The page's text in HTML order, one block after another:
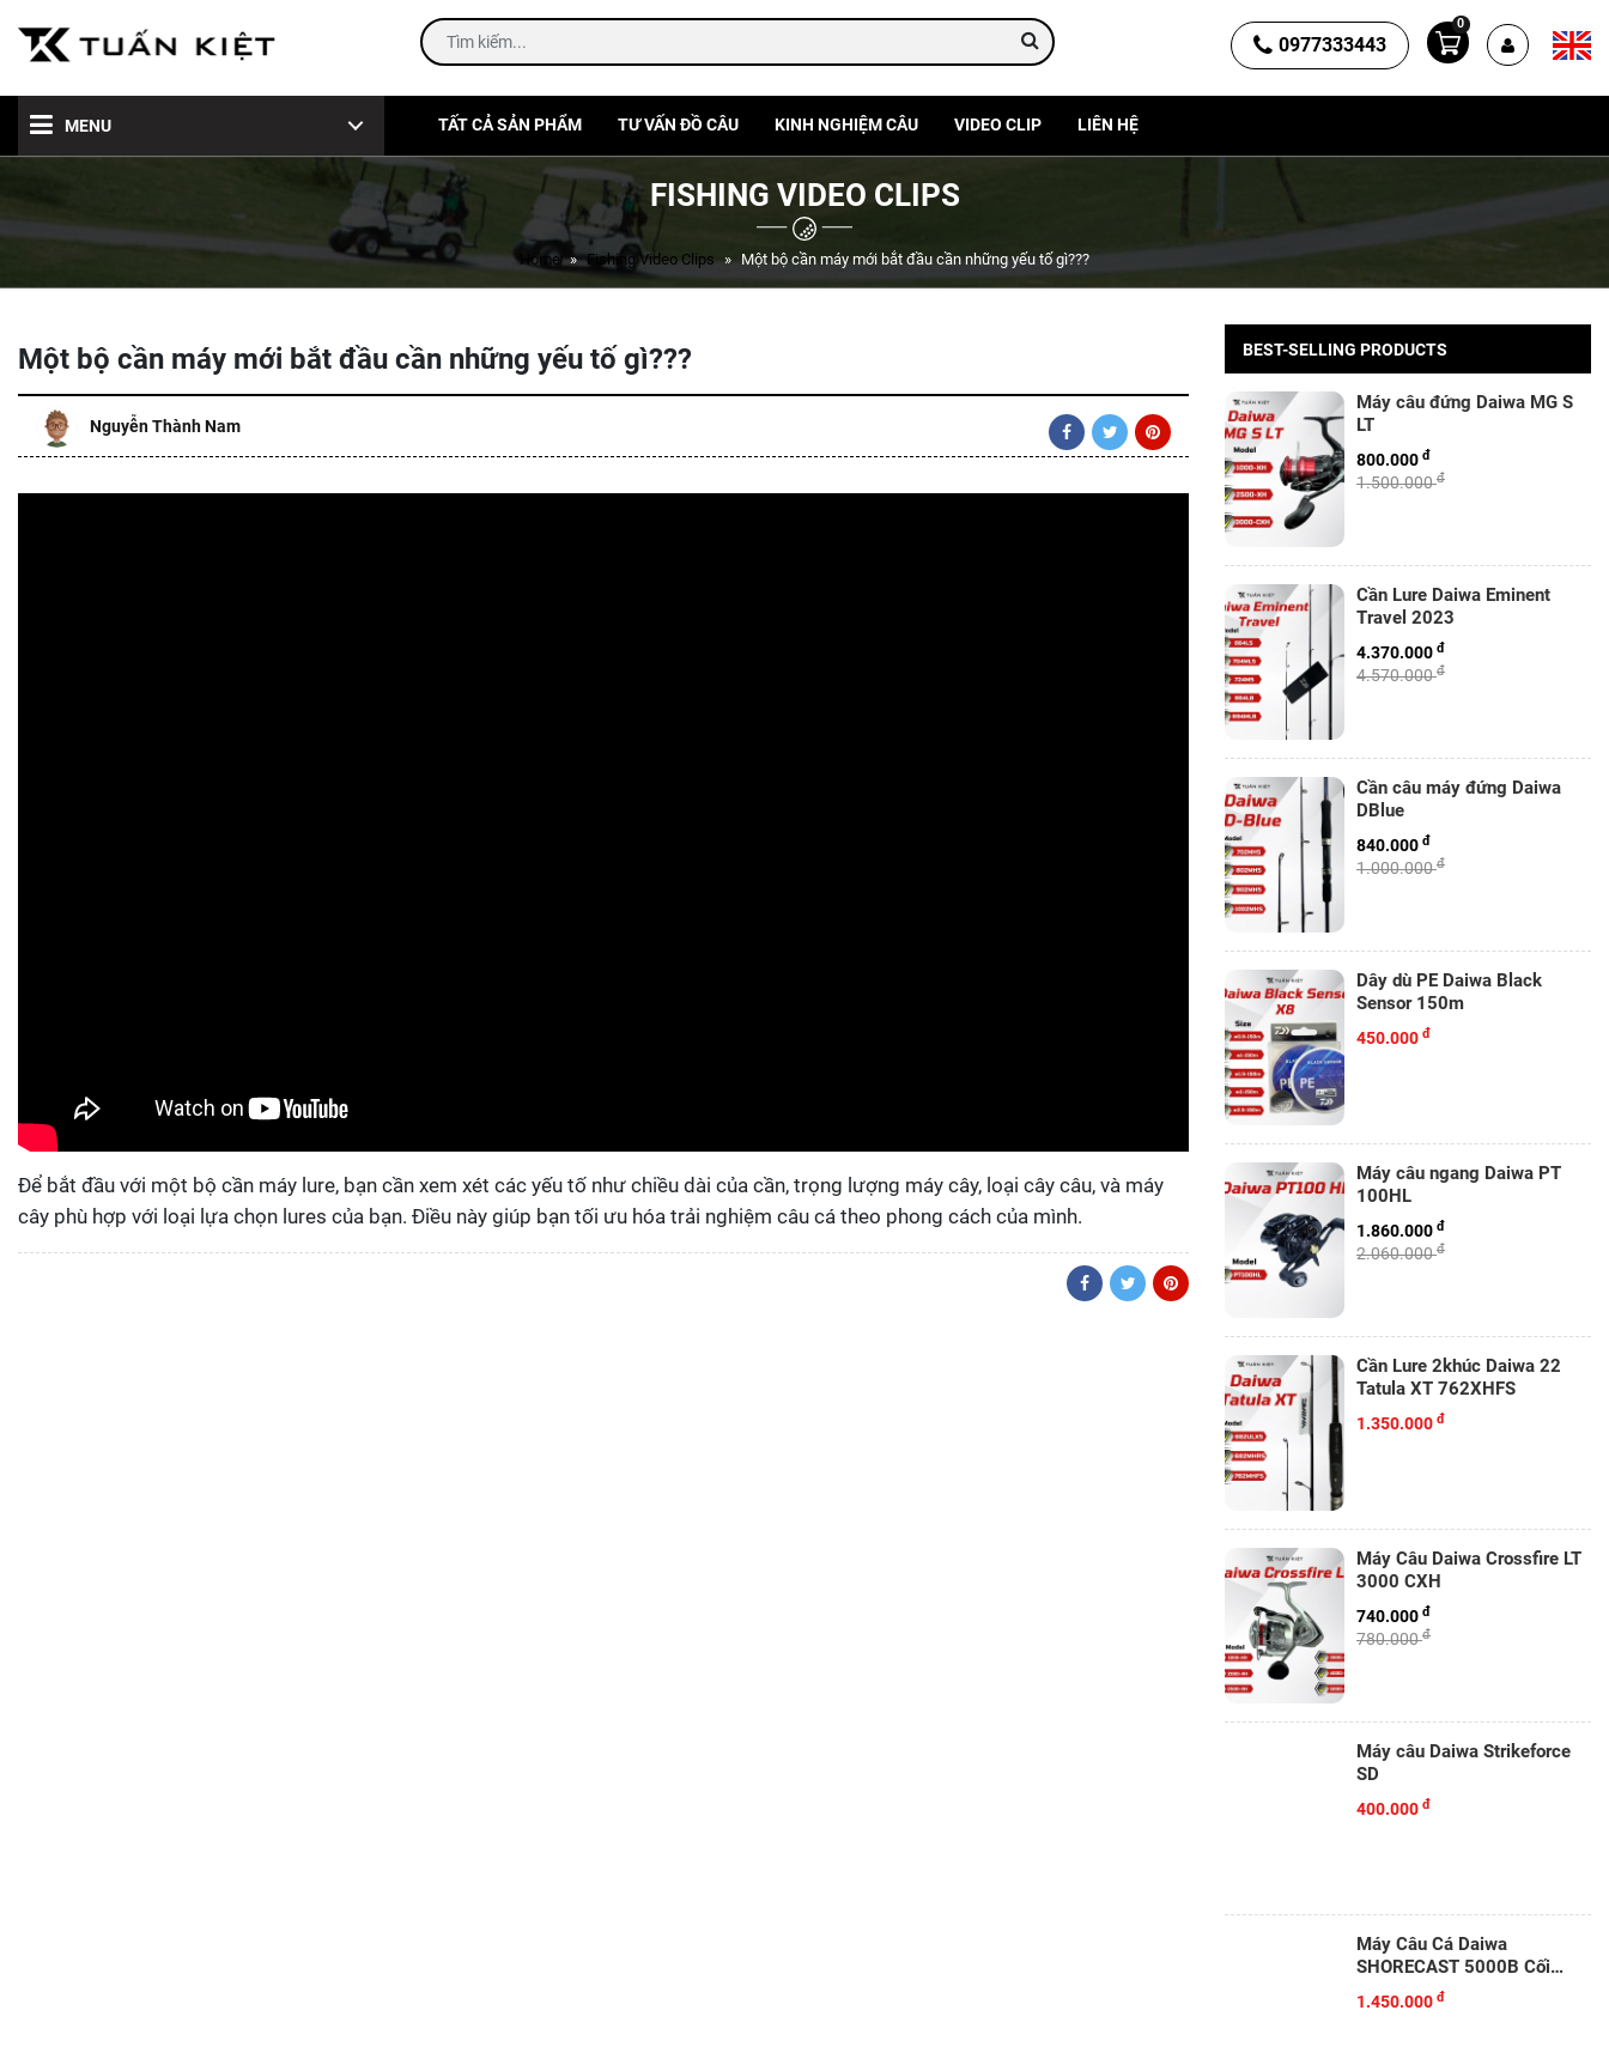
0977333443
0
MENU TẤT CẢ SẢN PHẨM TƯ VẤN ĐỒ CÂU KINH NGHIỆM CÂU VIDEO CLIP LIÊN HỆ
FISHING VIDEO CLIPS
Home Fishing Video Clips Một bộ cần máy mới bắt đầu cần những yếu tố gì???
Một bộ cần máy mới bắt đầu cần những yếu tố gì???
Nguyễn Thành Nam
Để bắt đầu với một bộ cần máy lure, bạn cần xem xét các yếu tố như chiều dài của cần, trọng lượng máy cây, loại cây câu, và máy
cây phù hợp với loại lựa chọn lures của bạn. Điều này giúp bạn tối ưu hóa trải nghiệm câu cá theo phong cách của mình.
BEST-SELLING PRODUCTS
Máy câu đứng Daiwa MG S
LT
1.500.000đ
800.000 đ
Cần Lure Daiwa Eminent
Travel 2023
4.570.000đ
4.370.000 đ
Cần câu máy đứng Daiwa
DBlue
1.000.000đ
840.000 đ
Dây dù PE Daiwa Black
Sensor 150m
450.000 đ
Máy câu ngang Daiwa PT
100HL
2.060.000đ
1.860.000 đ
Cần Lure 2khúc Daiwa 22
Tatula XT 762XHFS
1.350.000 đ
Máy Câu Daiwa Crossfire LT
3000 CXH
780.000đ
740.000 đ
Máy câu Daiwa Strikeforce
SD
400.000 đ
Máy Câu Cá Daiwa
SHORECAST 5000B Cối
1.450.000 đ